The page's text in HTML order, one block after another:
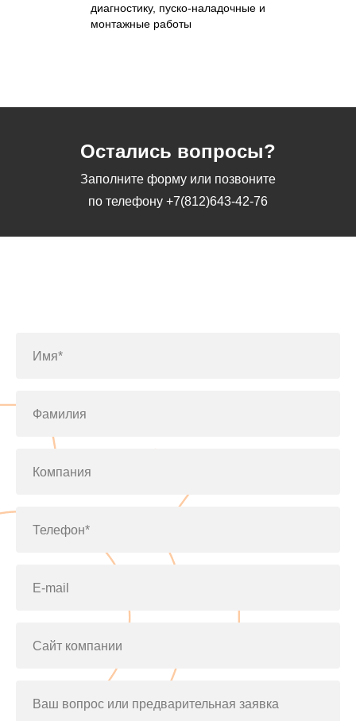
диагностику, пуско-наладочные и
монтажные работы
Остались вопросы?
Заполните форму или позвоните
по телефону +7(812)643-42-76
Имя*
Фамилия
Компания
Телефон*
E-mail
Сайт компании
Ваш вопрос или предварительная заявка